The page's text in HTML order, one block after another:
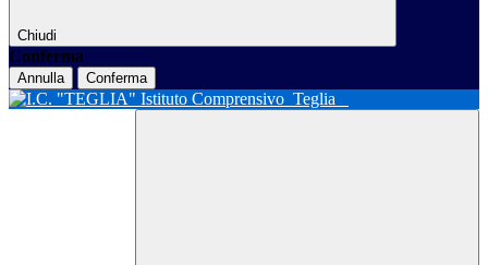
Chiudi
Conferma
Annulla Conferma
Istituto Comprensivo Teglia